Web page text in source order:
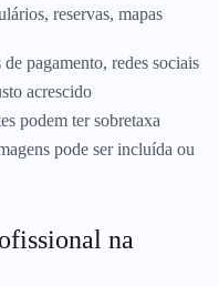
reservas, mapas
pagamento, redes sociais
acrescido
podem ter sobretaxa
pode ser incluída ou
na